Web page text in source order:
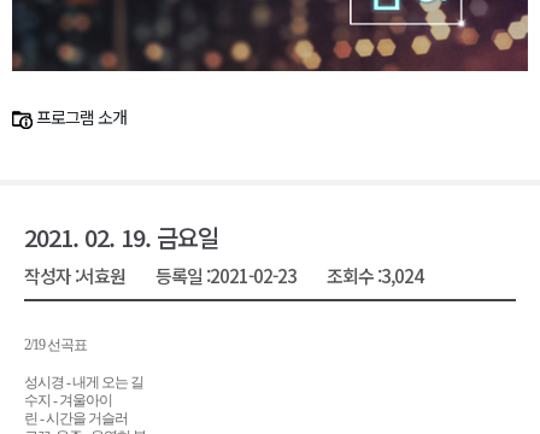
프로그램 소개
2021. 02. 19. 금요일
작성자 :서효원 등록일 :2021-02-23 조회수 :3,024
2/19 선곡표
성시경 -내게 오는 길
수지 -겨울아이
린 -시간을 거슬러